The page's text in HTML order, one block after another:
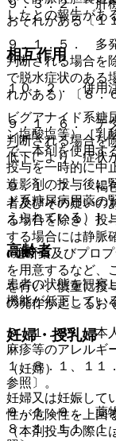
９．３．２． 肝
おそれがある〔１
相互作用
１０．２． 併用
ビグアナイド系糖
ン塩酸塩等）［乳
で、本剤を使用す
投与を一時的に中
造影剤の投与後に
ド系糖尿病用薬の
えられている）］
高齢者
患者の状態を観察
機能が低下してい
妊婦・授乳婦
（妊婦）
妊婦又は妊娠して
性が危険性を上回
（本剤投与の際に
したとの報告があ
９．１．５． 多
判断される場合を
で脱水症状のある
れがある）〔８．
９．１．６． テ
判断される場合を
低下により、症状
９．１．７． 褐
者及びその疑いの
る場合を除き、投
する場合には静脈
α遮断薬及びプロ
を用意するなど、
を行い、慎重に投
の発作が起こるお
９．１．８． 本
麻疹等のアレルギ
１、８．１、１１
参照〕。
９．１．９． 薬
８．１、１１．１